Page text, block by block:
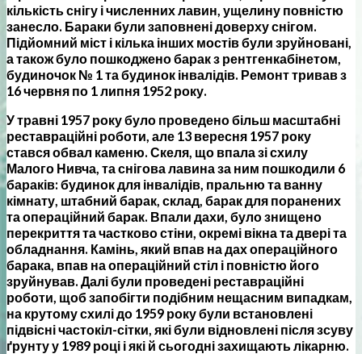
кількість снігу і численних лавин, ущелину повністю
занесло. Бараки були заповнені доверху снігом.
Підйомний міст і кілька інших мостів були зруйновані,
а також було пошкоджено барак з рентгенкабінетом,
будиночок № 1 та будинок інвалідів. Ремонт тривав з
16 червня по 1 липня 1952 року.
У травні 1957 року було проведено більш масштабні
реставраційні роботи, але 13 вересня 1957 року
стався обвал каменю. Скеля, що впала зі схилу
Малого Нивча, та снігова лавина за ним пошкодили 6
бараків: будинок для інвалідів, пральню та ванну
кімнату, штабний барак, склад, барак для поранених
та операційний барак. Впали дахи, було знищено
перекриття та частково стіни, окремі вікна та двері та
обладнання. Камінь, який впав на дах операційного
барака, впав на операційний стіл і повністю його
зруйнував. Далі були проведені реставраційні
роботи, щоб запобігти подібним нещасним випадкам,
на крутому схилі до 1959 року були встановлені
підвісні частокіл-сітки, які були відновлені після зсуву
ґрунту у 1989 році і які й сьогодні захищають лікарню.